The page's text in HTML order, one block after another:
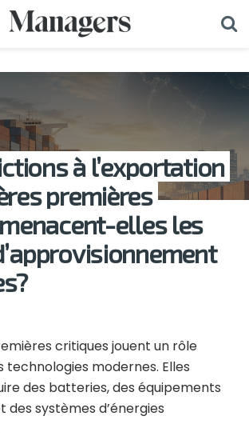
à l’exportation
premières
elles les
critiques jouent un rôle
technologies modernes. Elles
des batteries, des équipements
des systèmes d’énergies